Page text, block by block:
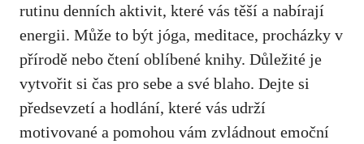
rutinu ​denních aktivit, které vás těší a nabírají‍
energii. Může​ to být jóga,⁢ meditace, procházky​ v
přírodě nebo čtení oblíbené knihy. Důležité je
vytvořit si čas pro sebe a své blaho. Dejte si
předsevzetí a hodlání, které​ vás udrží
motivované a pomohou vám zvládnout‍ emoční